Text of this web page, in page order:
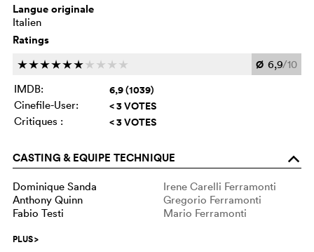
Langue originale
Italien
Ratings
cccccc c c c c Ø 6,9/10
IMDB:
6,9 (1039)
Cinefile-User: < 3 VOTES
Critiques : < 3 VOTES
CASTING & EQUIPE TECHNIQUE o
Dominique Sanda
Irene Carelli Ferramonti
Anthony Quinn
Gregorio Ferramonti
Fabio Testi
Mario Ferramonti
PLUS>